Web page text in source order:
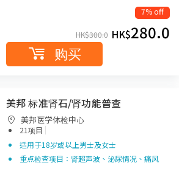
7% off
HK$300.0 HK$280.0
购买
美邦 标准肾石/肾功能普查
美邦医学体检中心
21项目 |
适用于18岁或以上男士及女士
重点检查项目：肾超声波、泌尿情况、痛风